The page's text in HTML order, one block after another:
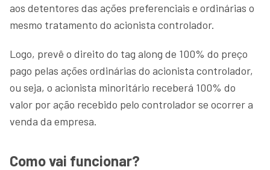
aos detentores das ações preferenciais e ordinárias o
mesmo tratamento do acionista controlador.
Logo, prevê o direito do tag along de 100% do preço
pago pelas ações ordinárias do acionista controlador,
ou seja, o acionista minoritário receberá 100% do
valor por ação recebido pelo controlador se ocorrer a
venda da empresa.
Como vai funcionar?